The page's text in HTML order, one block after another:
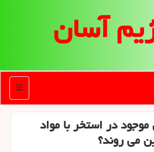
آسان
منو
موجود در استخر با مواد
می روند؟